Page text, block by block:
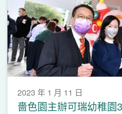
2023 年 1 月 11 日
嗇色園主辦可瑞幼稚園